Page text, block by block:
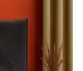
Serstil'in özellikleri,
Doğru